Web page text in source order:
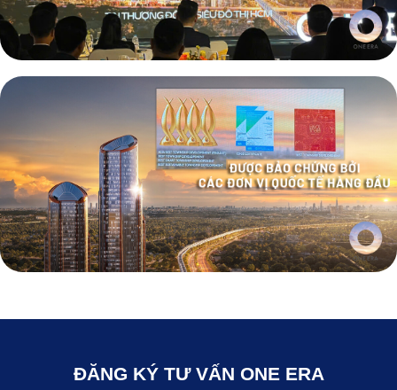
ĐĂNG KÝ TƯ VẤN ONE ERA